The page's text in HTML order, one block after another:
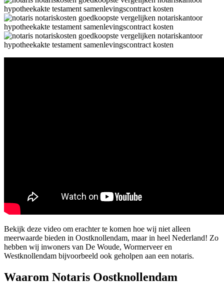
Bekijk deze video om erachter te komen hoe wij niet alleen
meerwaarde bieden in Oostknollendam, maar in heel Nederland! Zo
hebben wij inwoners van De Woude, Wormerveer en
Westknollendam bijvoorbeeld ook geholpen aan een notaris.
Waarom Notaris Oostknollendam